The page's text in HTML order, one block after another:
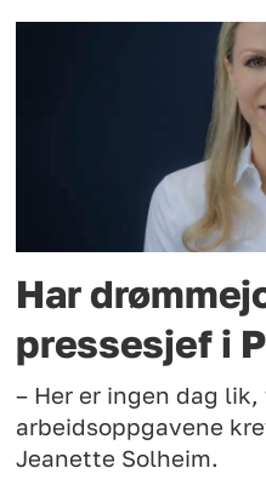
Har
pressesjef i
– Her er ingen dag
arbeidsoppgavene
Jeanette Solheim.